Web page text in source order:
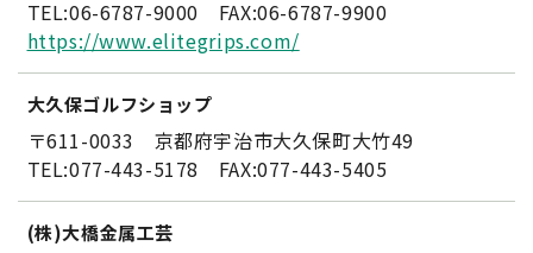
TEL:06-6787-9000 FAX:06-6787-9900
https://www.elitegrips.com/
大久保ゴルフショップ
〒611-0033 京都府宇治市大久保町大竹49
TEL:077-443-5178 FAX:077-443-5405
(株)大橋金属工芸